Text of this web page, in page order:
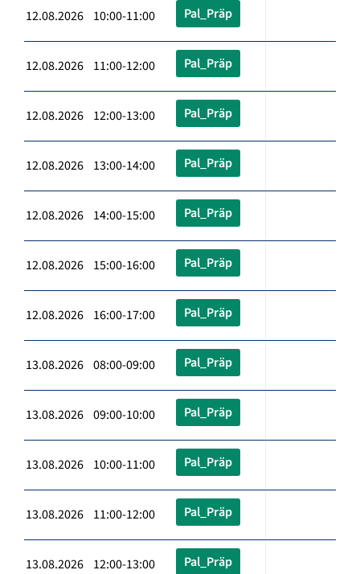
12.08.2026 10:00-11:00 Pal_Präp
12.08.2026 11:00-12:00 Pal_Präp
12.08.2026 12:00-13:00 Pal_Präp
12.08.2026 13:00-14:00 Pal_Präp
12.08.2026 14:00-15:00 Pal_Präp
12.08.2026 15:00-16:00 Pal_Präp
12.08.2026 16:00-17:00 Pal_Präp
13.08.2026 08:00-09:00 Pal_Präp
13.08.2026 09:00-10:00 Pal_Präp
13.08.2026 10:00-11:00 Pal_Präp
13.08.2026 11:00-12:00 Pal_Präp
13.08.2026 12:00-13:00 Pal_Präp